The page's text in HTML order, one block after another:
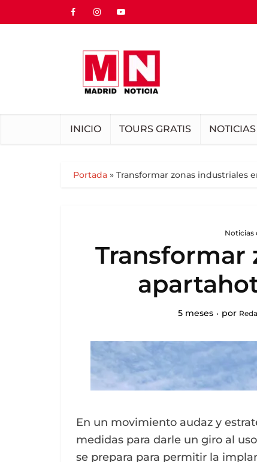
INICIO TOURS GRATIS NOTICIAS
Portada » Transformar zonas industriales
Noticias
Transformar
5 meses por
En un movimiento audaz y
medidas para darle un giro al
se prepara para permitir la